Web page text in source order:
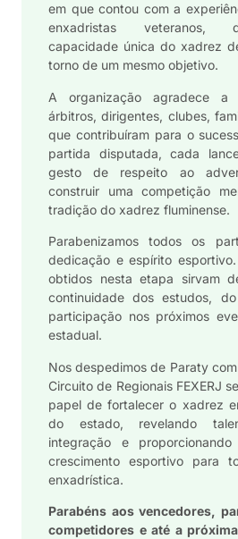
em que contou com a
enxadristas veteranos,
capacidade única do xadrez
torno de um mesmo objetivo.
A organização agradece a
árbitros, dirigentes, clubes,
que contribuíram para o
partida disputada, cada
gesto de respeito ao
construir uma competição
tradição do xadrez fluminense.
Parabenizamos todos os
dedicação e espírito
obtidos nesta etapa sirvam
continuidade dos estudos,
participação nos próximos
estadual.
Nos despedimos de Paraty
Circuito de Regionais FEXERJ
papel de fortalecer o xadrez
do estado, revelando
integração e
crescimento esportivo para
enxadrística.
Parabéns aos vencedores,
competidores e até a